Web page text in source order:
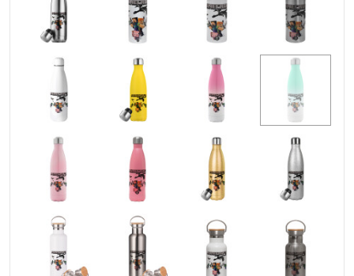
Υλικό: Ανοξείδωτο ατσάλι (304) μέσα και έξω,
stainless steel
Χωρητικότητα : 500ml / 17oz
Χρήση : ΖΕΣΤΑ, ΚΡΥΟ
Καπάκι
Όξινα: NAI
Δεν γίνεται υγροποιήση (Δεν ιδρώνει)
BPA Free (χωρίς την βλαβερή ουσία Δισφαινόλη Α)
Προηγμένη μόνωση διπλού τοιχώματος με κενό αέρος.
Δεν μεταφέρεται η θερμοκρασία του ροφήματος στο
εξωτερικό τοίχωμα.
Βιδωτό καπάκι με αεροστεγές και χωρίς διαρροές
κλείσιμο
Ανακυκλώσιμο